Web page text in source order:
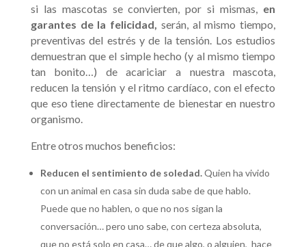
si las mascotas se convierten, por si mismas, en
garantes de la felicidad, serán, al mismo tiempo,
preventivas del estrés y de la tensión. Los estudios
demuestran que el simple hecho (y al mismo tiempo
tan bonito…) de acariciar a nuestra mascota,
reducen la tensión y el ritmo cardíaco, con el efecto
que eso tiene directamente de bienestar en nuestro
organismo.
Entre otros muchos beneficios:
Reducen el sentimiento de soledad.Quien ha vivido
con un animal en casa sin duda sabe de que hablo.
Puede que no hablen, o que no nos sigan la
conversación… pero uno sabe, con certeza absoluta,
que no está solo en casa… de que algo, o alguien, hace